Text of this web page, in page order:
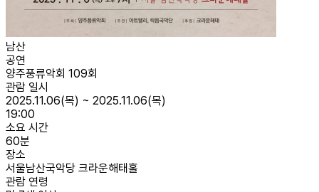
남산
공연
양주풍류악회 109회
관람 일시
2025.11.06(목) ~ 2025.11.06(목)
19:00
소요 시간
60분
장소
서울남산국악당 크라운해태홀
관람 연령